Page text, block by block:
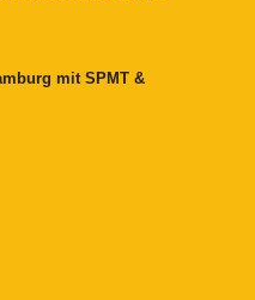
mit SPMT &